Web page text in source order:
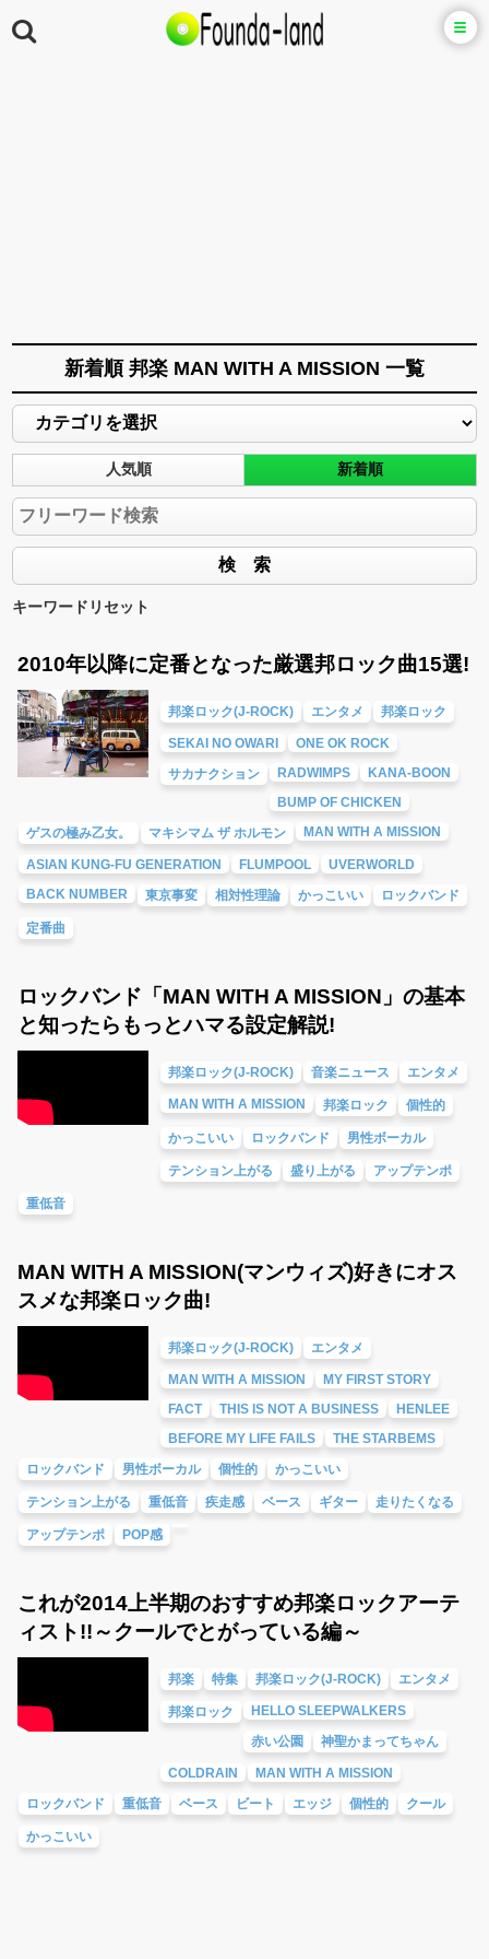
新着順 邦楽 MAN WITH A MISSION 一覧
人気順 新着順
キーワードリセット
2010年以降に定番となった厳選邦ロック曲15選!
邦楽ロック(J-ROCK) エンタメ 邦楽ロック
SEKAI NO OWARI
ONE OK ROCK
サカナクション
RADWIMPS
KANA-BOON
BUMP OF CHICKEN
ゲスの極み乙女。
マキシマム ザ ホルモン MAN WITH A MISSION
ASIAN KUNG-FU GENERATION FLUMPOOL
UVERWORLD
BACK NUMBER
東京事変 相対性理論 かっこいい ロックバンド
定番曲
ロックバンド「MAN WITH A MISSION」の基本
と知ったらもっとハマる設定解説!
邦楽ロック(J-ROCK) 音楽ニュース エンタメ
MAN WITH A MISSION 邦楽ロック 個性的
かっこいい ロックバンド 男性ボーカル
テンション上がる 盛り上がる アップテンポ
重低音
MAN WITH A MISSION(マンウィズ)好きにオス
スメな邦楽ロック曲!
邦楽ロック(J-ROCK) エンタメ
MAN WITH A MISSION
MY FIRST STORY
FACT
THIS IS NOT A BUSINESS
HENLEE
BEFORE MY LIFE FAILS
THE STARBEMS
ロックバンド
男性ボーカル 個性的 かっこいい
テンション上がる 重低音 疾走感 ベース ギター 走りたくなる
アップテンポ POP感
これが2014上半期のおすすめ邦楽ロックアーテ
ィスト!!～クールでとがっている編～
邦楽 特集 邦楽ロック(J-ROCK) エンタメ
邦楽ロック
HELLO SLEEPWALKERS
赤い公園
神聖かまってちゃん
COLDRAIN
MAN WITH A MISSION
ロックバンド
重低音 ベース ビート エッジ 個性的 クール
かっこいい